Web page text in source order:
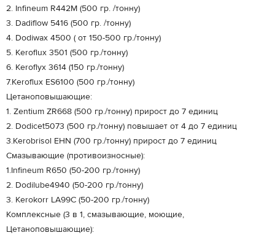
2. Infineum R442M (500 гр. /тонну)
3. Dadiflow 5416 (500 гр. /тонну)
4. Dodiwax 4500 ( от 150-500 гр./тонну)
5. Keroflux 3501 (500 гр./тонну)
6. Keroflyx 3614 (150 гр./тонну)
7.Keroflux ES6100 (500 гр./тонну)
Цетаноповышающие:
1. Zentium ZR668 (500 гр./тонну) прирост до 7 единиц
2. Dodicet5073 (500 гр./тонну) повышает от 4 до 7 единиц
3.Kerobrisol EHN (700 гр./тонну) прирост до 7 единиц
Смазывающие (противоизносные):
1.Infineum R650 (50-200 гр./тонну)
2. Dodilube4940 (50-200 гр./тонну)
3. Kerokorr LA99C (50-200 гр./тонну)
Комплексные (3 в 1, смазывающие, моющие,
Цетаноповышающие):